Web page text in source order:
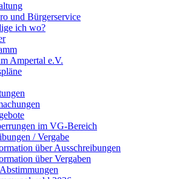
und Bürgerservice
ich wo?
Ampertal e.V.
im VG-Bereich
/ Vergabe
über Ausschreibungen
über Vergaben